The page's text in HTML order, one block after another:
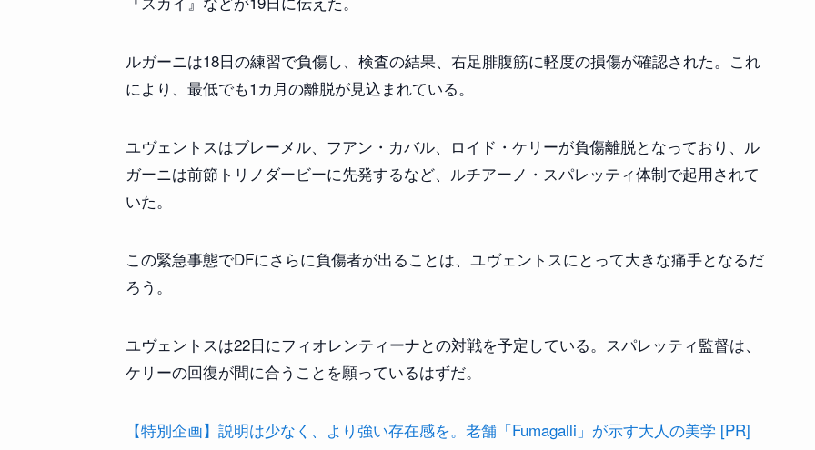
ルガーニは18日の練習で負傷し、検査の結果、右足腓腹筋に軽度の損傷が確認された。これ
により、最低でも1カ月の離脱が見込まれている。
ユヴェントスはブレーメル、フアン・カバル、ロイド・ケリーが負傷離脱となっており、ル
ガーニは前節トリノダービーに先発するなど、ルチアーノ・スパレッティ体制で起用されて
いた。
この緊急事態でDFにさらに負傷者が出ることは、ユヴェントスにとって大きな痛手となるだ
ろう。
ユヴェントスは22日にフィオレンティーナとの対戦を予定している。スパレッティ監督は、
ケリーの回復が間に合うことを願っているはずだ。
【特別企画】説明は少なく、より強い存在感を。老舗「Fumagalli」が示す大人の美学 [PR]